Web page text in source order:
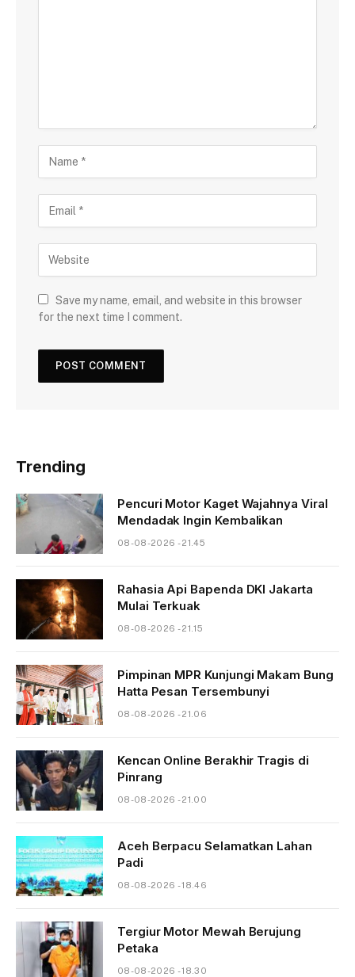
Save my name, email, and website in this browser
for the next time I comment.
Trending
Pencuri Motor Kaget Wajahnya Viral
Mendadak Ingin Kembalikan
08-08-2026 - 21.45
Rahasia Api Bapenda DKI Jakarta
Mulai Terkuak
08-08-2026 - 21.15
Pimpinan MPR Kunjungi Makam Bung
Hatta Pesan Tersembunyi
08-08-2026 - 21.06
Kencan Online Berakhir Tragis di
Pinrang
08-08-2026 - 21.00
Aceh Berpacu Selamatkan Lahan
Padi
08-08-2026 - 18.46
Tergiur Motor Mewah Berujung
Petaka
08-08-2026 - 18.30